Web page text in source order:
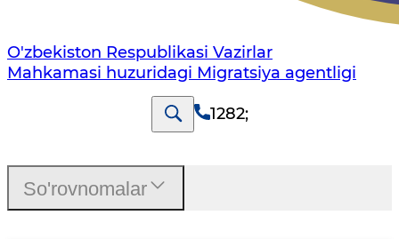
O'zbekiston Respublikasi Vazirlar
Mahkamasi huzuridagi Migratsiya agentligi
1282;
So'rovnomalar